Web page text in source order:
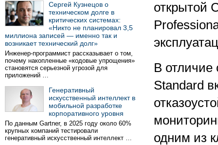
Сергей Кузнецов о
техническом долге в
критических системах:
«Никто не планировал 3,5
миллиона записей — именно так и
возникает технический долг»
Инженер-программист рассказывает о том,
почему накопленные «кодовые упрощения»
становятся серьезной угрозой для
приложений …
Генеративный
искусственный интеллект в
мобильной разработке
корпоративного уровня
По данным Gartner, в 2025 году около 60%
крупных компаний тестировали
генеративный искусственный интеллект …
открытой
В отличие
Standard
одним из